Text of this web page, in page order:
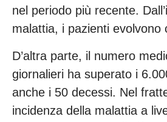
nel periodo più recente.
malattia, i pazienti evolvono
D’altra parte, il numero
giornalieri ha superato i
anche i 50 decessi. Nel
incidenza della malattia a